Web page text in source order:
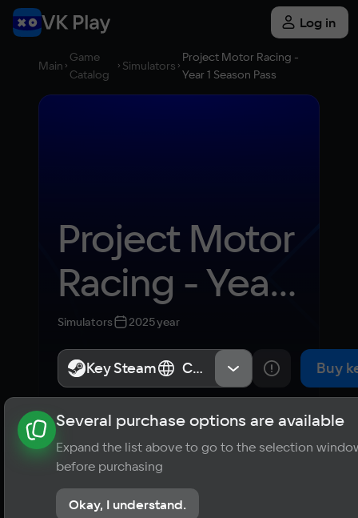
Log in
Main
Game
Catalog
Simulators
Project Motor Racing -
Year 1 Season Pass
Project Motor
Racing - Year
1 Season Pass
Simulators 2025 year
Key Steam СНГ, Россия Buy
About the game News Requirements
? Player ratings
No reviews
Key Steam СНГ, Россия
Several purchase options are available
Expand the list above to go to the selection
before purchasing
Okay, I understand.